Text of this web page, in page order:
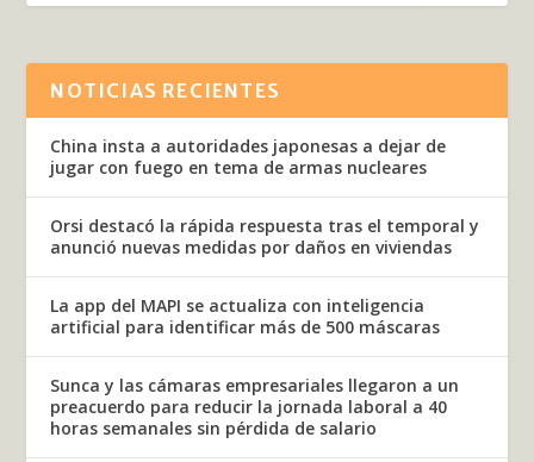
NOTICIAS RECIENTES
China insta a autoridades japonesas a dejar de
jugar con fuego en tema de armas nucleares
Orsi destacó la rápida respuesta tras el temporal y
anunció nuevas medidas por daños en viviendas
La app del MAPI se actualiza con inteligencia
artificial para identificar más de 500 máscaras
Sunca y las cámaras empresariales llegaron a un
preacuerdo para reducir la jornada laboral a 40
horas semanales sin pérdida de salario